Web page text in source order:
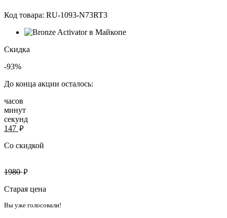
Код товара: RU-1093-N73RT3
Скидка
-93%
До конца акции осталось:
часов
минут
секунд
147 руб.
Со скидкой
1980руб.
Старая цена
Вы уже голосовали!